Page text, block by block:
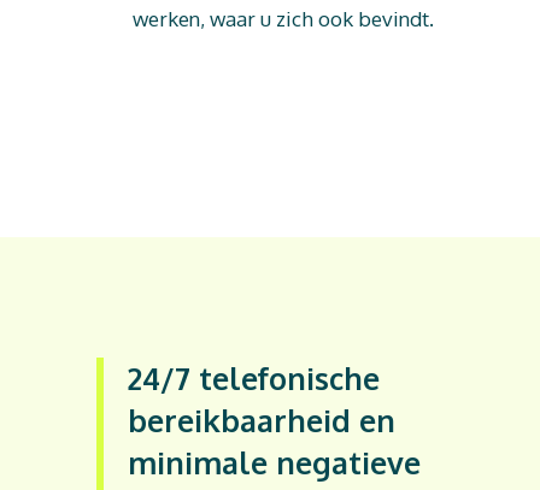
werken, waar u zich ook bevindt.
24/7 telefonische
bereikbaarheid en
minimale negatieve